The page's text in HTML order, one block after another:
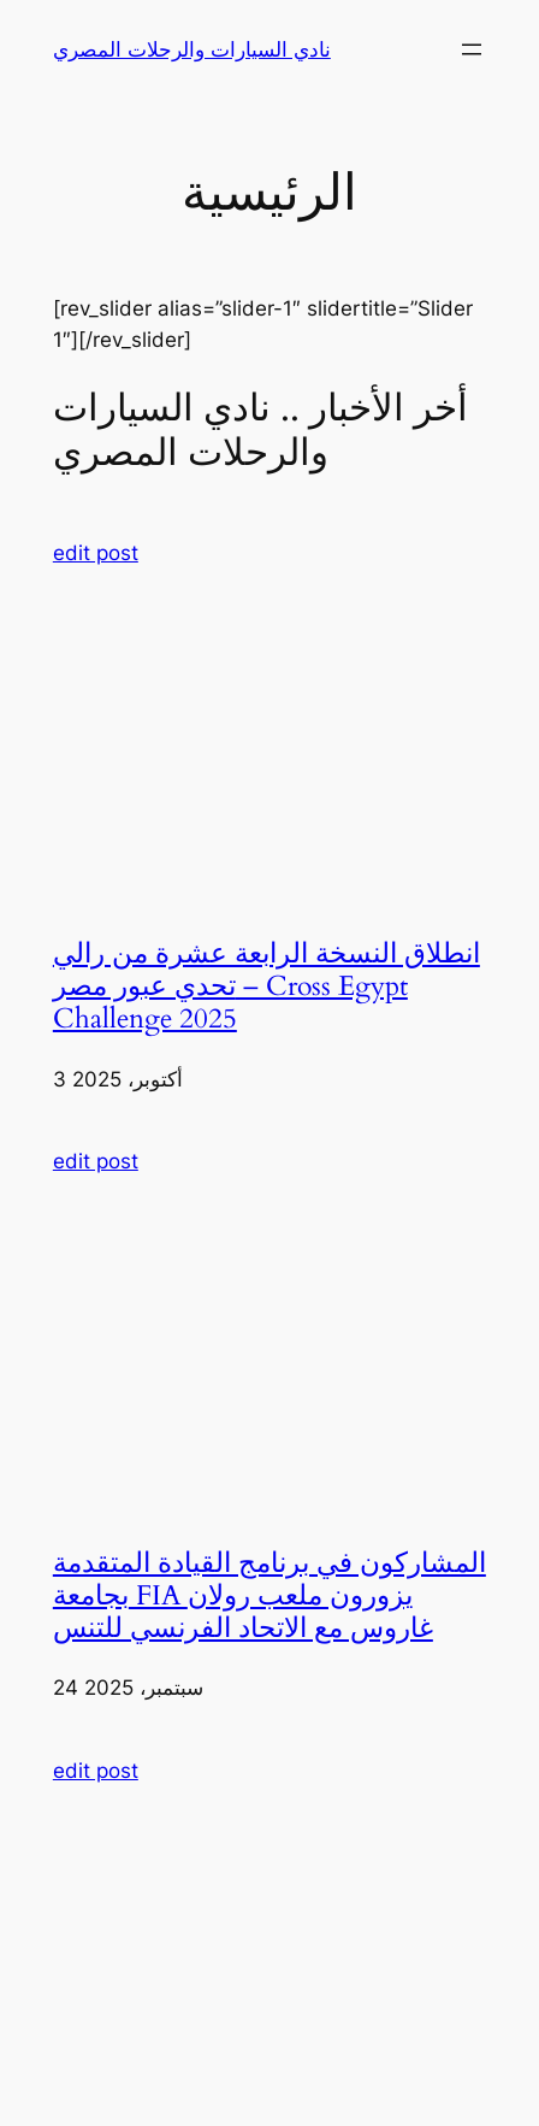
نادي السيارات والرحلات المصري
الرئيسية
[rev_slider alias=”slider-1″ slidertitle=”Slider
1″][/rev_slider]
أخر الأخبار .. نادي السيارات
والرحلات المصري
edit post
انطلاق النسخة الرابعة عشرة من رالي
تحدي عبور مصر – Cross Egypt
Challenge 2025
3 أكتوبر، 2025
edit post
المشاركون في برنامج القيادة المتقدمة
بجامعة FIA يزورون ملعب رولان
غاروس مع الاتحاد الفرنسي للتنس
24 سبتمبر، 2025
edit post